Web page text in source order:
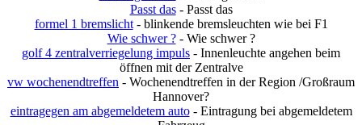
Passt das- Passt das
formel 1 bremslicht- blinkende bremsleuchten wie bei F1
Wie schwer ?- Wie schwer ?
golf 4 zentralverriegelung impuls - Innenleuchte angehen beim
öffnen mit der Zentralve
vw wochenendtreffen - Wochenendtreffen in der Region /Großraum
Hannover?
eintragegen am abgemeldetem auto- Eintragung bei abgemeldetem